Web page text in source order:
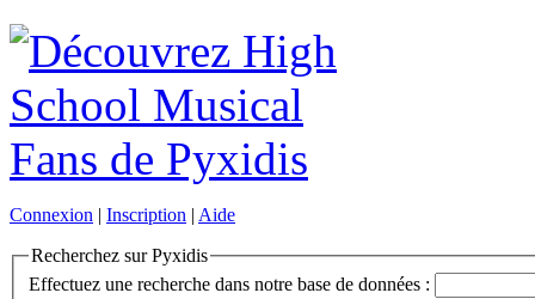
Connexion | Inscription | Aide
Recherchez sur Pyxidis
Effectuez une recherche dans notre base de données :